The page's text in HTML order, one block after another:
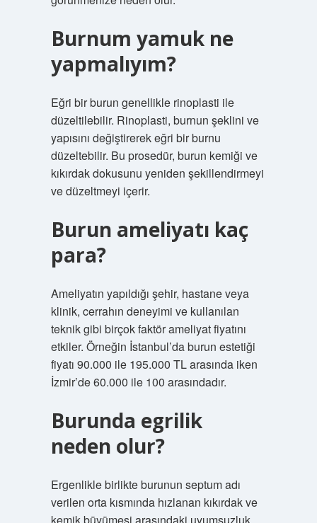
Burnum yamuk ne
yapmalıyım?
Eğri bir burun genellikle rinoplasti ile
düzeltilebilir. Rinoplasti, burnun şeklini ve
yapısını değiştirerek eğri bir burnu
düzeltebilir. Bu prosedür, burun kemiği ve
kıkırdak dokusunu yeniden şekillendirmeyi
ve düzeltmeyi içerir.
Burun ameliyatı kaç
para?
Ameliyatın yapıldığı şehir, hastane veya
klinik, cerrahın deneyimi ve kullanılan
teknik gibi birçok faktör ameliyat fiyatını
etkiler. Örneğin İstanbul’da burun estetiği
fiyatı 90.000 ile 195.000 TL arasında iken
İzmir’de 60.000 ile 100 arasındadır.
Burunda egrilik
neden olur?
Ergenlikle birlikte burunun septum adı
verilen orta kısmında hızlanan kıkırdak ve